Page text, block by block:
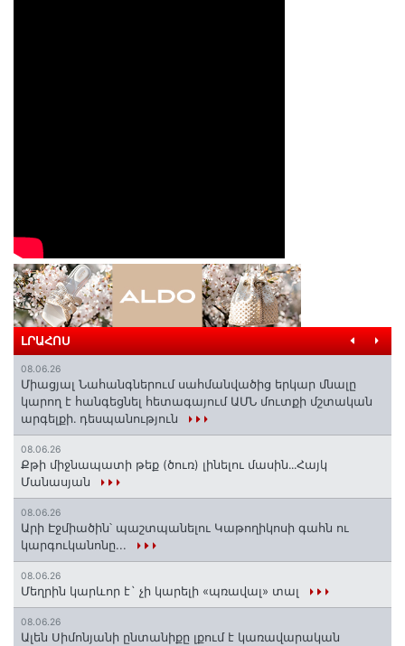
ԼՐԱՀՈՍ
08.06.26
Միացյալ Նահանգներում սահմանվածից երկար մնալը
կարող է հանգեցնել հետագայում ԱՄՆ մուտքի մշտական
արգելքի․ դեսպանություն
08.06.26
Քթի միջնապատի թեք (ծուռ) լինելու մասին․․․Հայկ
Մանասյան
08.06.26
Արի Էջմիածին՝ պաշտպանելու Կաթողիկոսի գահն ու
կարգուկանոնը...
08.06.26
Մեղրին կարևոր է` չի կարելի «պռավալ» տալ
08.06.26
Ալեն Սիմոնյանի ընտանիքը լքում է կառավարական